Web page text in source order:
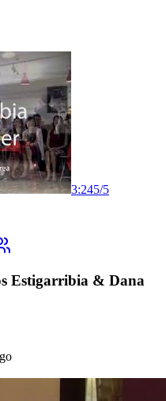
3:245/5
Estigarribia & Dana